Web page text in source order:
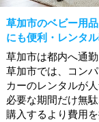
草加市のベビー用
にも便利・レンタ
草加市は都内へ通
草加市では、コン
カーのレンタルが人
必要な期間だけ無
購入するより費用